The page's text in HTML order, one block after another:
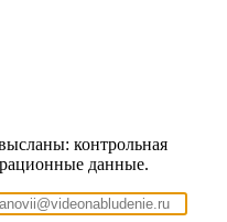
контрольная
данные.